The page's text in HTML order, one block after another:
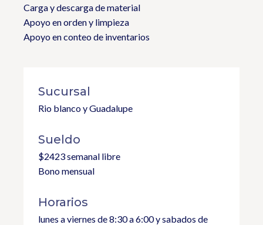
Carga y descarga de material
Apoyo en orden y limpieza
Apoyo en conteo de inventarios
Sucursal
Rio blanco y Guadalupe
Sueldo
$2423 semanal libre
Bono mensual
Horarios
lunes a viernes de 8:30 a 6:00 y sabados de